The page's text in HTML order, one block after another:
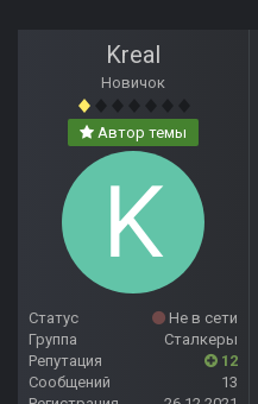
Kreal
Новичок
Автор темы
Статус
Не в сети
Группа
Сталкеры
Репутация
12
Сообщений
13